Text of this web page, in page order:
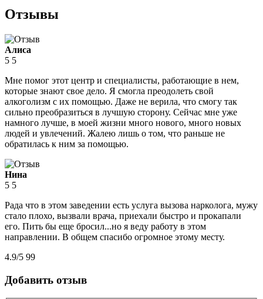
Отзывы
Алиса
5 5
Мне помог этот центр и специалисты, работающие в нем,
которые знают свое дело. Я смогла преодолеть свой
алкоголизм с их помощью. Даже не верила, что смогу так
сильно преобразиться в лучшую сторону. Сейчас мне уже
намного лучше, в моей жизни много нового, много новых
людей и увлечений. Жалею лишь о том, что раньше не
обратилась к ним за помощью.
Нина
5 5
Рада что в этом заведении есть услуга вызова нарколога, мужу
стало плохо, вызвали врача, приехали быстро и прокапали
его. Пить бы еще бросил...но я веду работу в этом
направлении. В общем спасибо огромное этому месту.
4.9/5 99
Добавить отзыв